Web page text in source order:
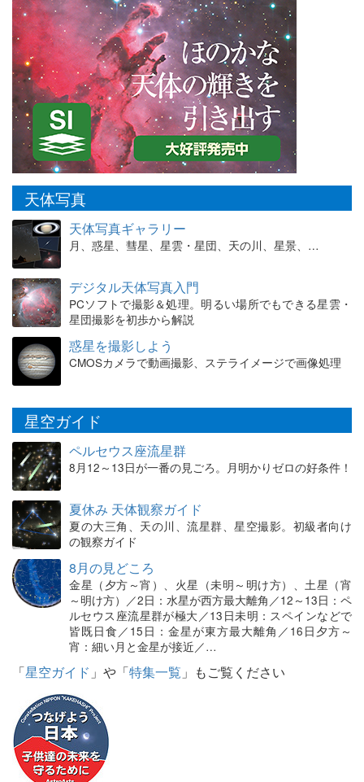
天体写真
天体写真ギャラリー
月、惑星、彗星、星雲・星団、天の川、星景、…
デジタル天体写真入門
PCソフトで撮影＆処理。明るい場所でもできる星雲・
星団撮影を初歩から解説
惑星を撮影しよう
CMOSカメラで動画撮影、ステライメージで画像処理
星空ガイド
ペルセウス座流星群
8月12～13日が一番の見ごろ。月明かりゼロの好条件！
夏休み 天体観察ガイド
夏の大三角、天の川、流星群、星空撮影。初級者向け
の観察ガイド
8月の見どころ
金星（夕方～宵）、火星（未明～明け方）、土星（宵
～明け方）／2日：水星が西方最大離角／12～13日：ペ
ルセウス座流星群が極大／13日未明：スペインなどで
皆既日食／15日：金星が東方最大離角／16日夕方～
宵：細い月と金星が接近／…
「星空ガイド 」や「特集一覧 」もご覧ください